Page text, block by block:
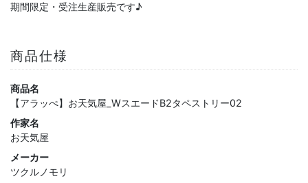
期間限定・受注生産販売です♪
商品仕様
商品名
【アラッぺ】お天気屋_WスエードB2タペストリー02
作家名
お天気屋
メーカー
ツクルノモリ